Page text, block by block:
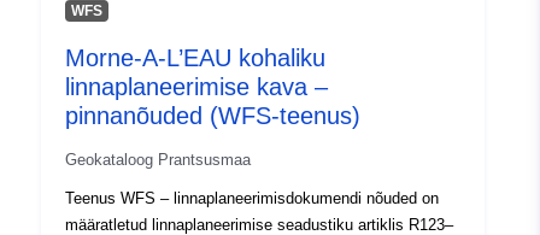
WFS
Morne-A-L’EAU kohaliku
linnaplaneerimise kava –
pinnanõuded (WFS-teenus)
Geokataloog Prantsusmaa
Teenus WFS – linnaplaneerimisdokumendi nõuded on
määratletud linnaplaneerimise seadustiku artiklis R123–